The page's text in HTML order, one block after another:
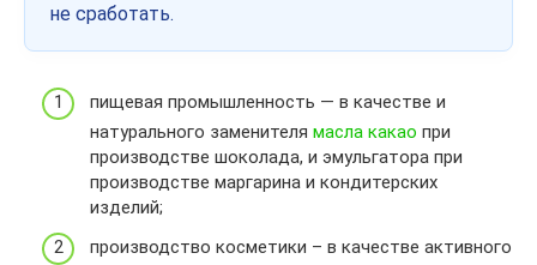
не сработать.
пищевая промышленность — в качестве и
натурального заменителя масла какао при
производстве шоколада, и эмульгатора при
производстве маргарина и кондитерских
изделий;
производство косметики – в качестве активного